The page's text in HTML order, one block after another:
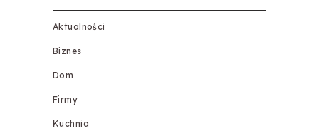
Aktualności
Biznes
Dom
Firmy
Kuchnia